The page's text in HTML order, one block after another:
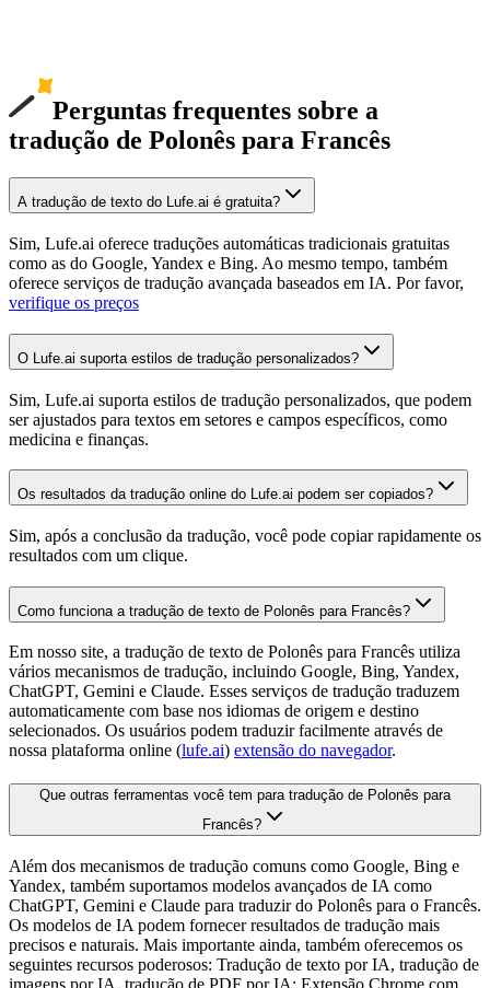
Perguntas frequentes sobre a
tradução de Polonês para Francês
A tradução de texto do Lufe.ai é gratuita?
Sim, Lufe.ai oferece traduções automáticas tradicionais gratuitas
como as do Google, Yandex e Bing. Ao mesmo tempo, também
oferece serviços de tradução avançada baseados em IA. Por favor,
verifique os preços
O Lufe.ai suporta estilos de tradução personalizados?
Sim, Lufe.ai suporta estilos de tradução personalizados, que podem
ser ajustados para textos em setores e campos específicos, como
medicina e finanças.
Os resultados da tradução online do Lufe.ai podem ser copiados?
Sim, após a conclusão da tradução, você pode copiar rapidamente os
resultados com um clique.
Como funciona a tradução de texto de Polonês para Francês?
Em nosso site, a tradução de texto de Polonês para Francês utiliza
vários mecanismos de tradução, incluindo Google, Bing, Yandex,
ChatGPT, Gemini e Claude. Esses serviços de tradução traduzem
automaticamente com base nos idiomas de origem e destino
selecionados. Os usuários podem traduzir facilmente através de
nossa plataforma online (lufe.ai) extensão do navegador.
Que outras ferramentas você tem para tradução de Polonês para
Francês?
Além dos mecanismos de tradução comuns como Google, Bing e
Yandex, também suportamos modelos avançados de IA como
ChatGPT, Gemini e Claude para traduzir do Polonês para o Francês.
Os modelos de IA podem fornecer resultados de tradução mais
precisos e naturais. Mais importante ainda, também oferecemos os
seguintes recursos poderosos: Tradução de texto por IA, tradução de
imagens por IA, tradução de PDF por IA; Extensão Chrome com